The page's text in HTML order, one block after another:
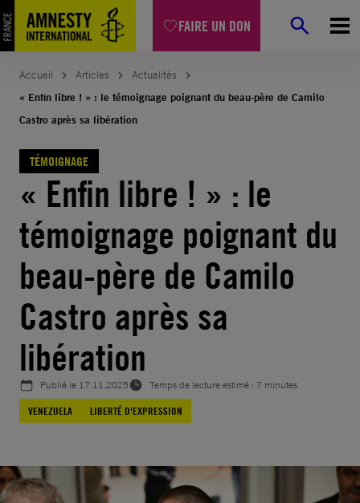
FAIRE UN DON
Aller
au
contenu
Accueil Articles
Actualités
« Enfin libre ! » : le témoignage poignant du beau-père de Camilo
Castro après sa libération
TÉMOIGNAGE
« Enfin libre ! » : le
témoignage poignant du
beau-père de Camilo
Castro après sa
libération
Publié le 17.11.2025
Temps de lecture estimé : 7 minutes
VENEZUELA
LIBERTÉ D'EXPRESSION